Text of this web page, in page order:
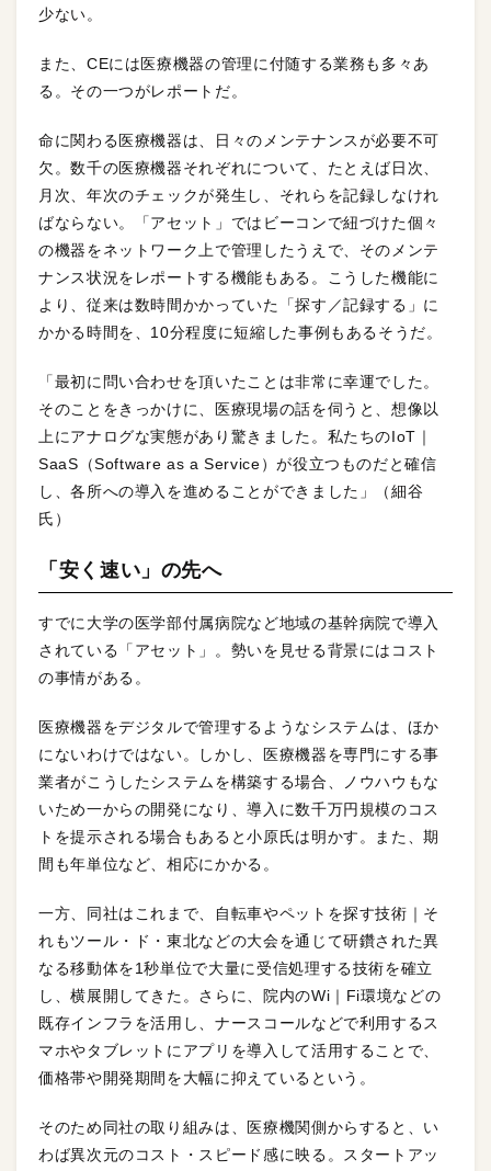
少ない。
また、CEには医療機器の管理に付随する業務も多々あ
る。その一つがレポートだ。
命に関わる医療機器は、日々のメンテナンスが必要不可
欠。数千の医療機器それぞれについて、たとえば日次、
月次、年次のチェックが発生し、それらを記録しなけれ
ばならない。「アセット」ではビーコンで紐づけた個々
の機器をネットワーク上で管理したうえで、そのメンテ
ナンス状況をレポートする機能もある。こうした機能に
より、従来は数時間かかっていた「探す／記録する」に
かかる時間を、10分程度に短縮した事例もあるそうだ。
「最初に問い合わせを頂いたことは非常に幸運でした。
そのことをきっかけに、医療現場の話を伺うと、想像以
上にアナログな実態があり驚きました。私たちのIoT｜
SaaS（Software as a Service）が役立つものだと確信
し、各所への導入を進めることができました」（細谷
氏）
「安く速い」の先へ
すでに大学の医学部付属病院など地域の基幹病院で導入
されている「アセット」。勢いを見せる背景にはコスト
の事情がある。
医療機器をデジタルで管理するようなシステムは、ほか
にないわけではない。しかし、医療機器を専門にする事
業者がこうしたシステムを構築する場合、ノウハウもな
いため一からの開発になり、導入に数千万円規模のコス
トを提示される場合もあると小原氏は明かす。また、期
間も年単位など、相応にかかる。
一方、同社はこれまで、自転車やペットを探す技術｜そ
れもツール・ド・東北などの大会を通じて研鑽された異
なる移動体を1秒単位で大量に受信処理する技術を確立
し、横展開してきた。さらに、院内のWi｜Fi環境などの
既存インフラを活用し、ナースコールなどで利用するス
マホやタブレットにアプリを導入して活用することで、
価格帯や開発期間を大幅に抑えているという。
そのため同社の取り組みは、医療機関側からすると、い
わば異次元のコスト・スピード感に映る。スタートアッ